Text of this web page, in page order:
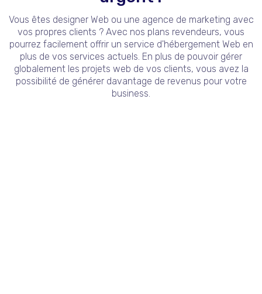
Vous êtes designer Web ou une agence de marketing avec
vos propres clients ? Avec nos plans revendeurs, vous
pourrez facilement offrir un service d'hébergement Web en
plus de vos services actuels. En plus de pouvoir gérer
globalement les projets web de vos clients, vous avez la
possibilité de générer davantage de revenus pour votre
business.